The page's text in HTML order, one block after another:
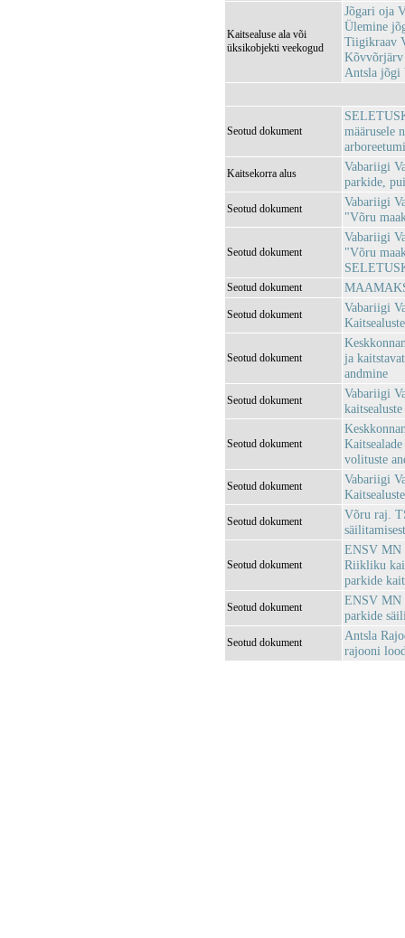
Kaitsealuse ala või
üksikobjekti veekogud
Jõgari oja
Ülemine
Tiigikraav
Kõvvõrjärv
Antsla jõgi
Seotud dokument
määrusele
Kaitsekorra alus
Vabariigi
parkide,
Seotud dokument
Vabariigi
"Võru
Seotud dokument
Vabariigi
"Võru
Seotud dokument
Seotud dokument
Vabariigi
Seotud dokument
ja
andmine
Seotud dokument
Vabariigi
Seotud dokument
volituste
Seotud dokument
Vabariigi
Seotud dokument
Võru raj.
Seotud dokument
ENSV MN
Riikliku
parkide
Seotud dokument
ENSV MN
parkide
Seotud dokument
Antsla
rajooni